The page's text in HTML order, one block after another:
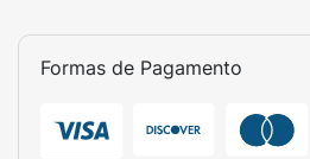
Formas de Pagamento